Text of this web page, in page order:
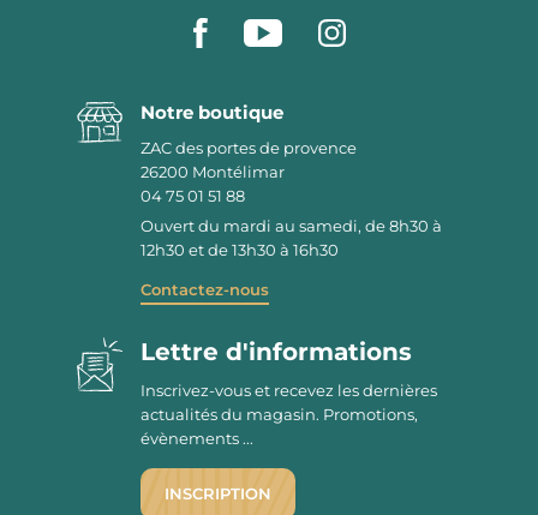
Notre boutique
ZAC des portes de provence
26200 Montélimar
04 75 01 51 88
Ouvert du mardi au samedi, de 8h30 à
12h30 et de 13h30 à 16h30
Contactez-nous
Lettre d'informations
Inscrivez-vous et recevez les dernières
actualités du magasin. Promotions,
évènements ...
INSCRIPTION